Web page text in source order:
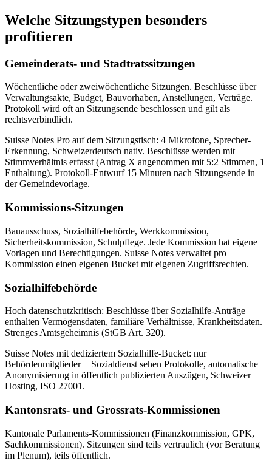
Welche Sitzungstypen besonders
profitieren
Gemeinderats- und Stadtratssitzungen
Wöchentliche oder zweiwöchentliche Sitzungen. Beschlüsse über
Verwaltungsakte, Budget, Bauvorhaben, Anstellungen, Verträge.
Protokoll wird oft an Sitzungsende beschlossen und gilt als
rechtsverbindlich.
Suisse Notes Pro auf dem Sitzungstisch: 4 Mikrofone, Sprecher-
Erkennung, Schweizerdeutsch nativ. Beschlüsse werden mit
Stimmverhältnis erfasst (Antrag X angenommen mit 5:2 Stimmen, 1
Enthaltung). Protokoll-Entwurf 15 Minuten nach Sitzungsende in
der Gemeindevorlage.
Kommissions-Sitzungen
Bauausschuss, Sozialhilfebehörde, Werkkommission,
Sicherheitskommission, Schulpflege. Jede Kommission hat eigene
Vorlagen und Berechtigungen. Suisse Notes verwaltet pro
Kommission einen eigenen Bucket mit eigenen Zugriffsrechten.
Sozialhilfebehörde
Hoch datenschutzkritisch: Beschlüsse über Sozialhilfe-Anträge
enthalten Vermögensdaten, familiäre Verhältnisse, Krankheitsdaten.
Strenges Amtsgeheimnis (StGB Art. 320).
Suisse Notes mit dediziertem Sozialhilfe-Bucket: nur
Behördenmitglieder + Sozialdienst sehen Protokolle, automatische
Anonymisierung in öffentlich publizierten Auszügen, Schweizer
Hosting, ISO 27001.
Kantonsrats- und Grossrats-Kommissionen
Kantonale Parlaments-Kommissionen (Finanzkommission, GPK,
Sachkommissionen). Sitzungen sind teils vertraulich (vor Beratung
im Plenum), teils öffentlich.